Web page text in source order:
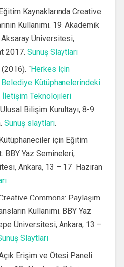
Kaynaklarında Creative
Kullanımı. 19. Akademik
Aksaray Üniversitesi,
2017. Sunuş Slaytları
“Herkes için
Belediye Kütüphanelerindeki
Teknolojileri
Bilişim Kurultayı, 8-9
Sunuş slaytları.
için Eğitim
BBY Yaz Semineleri,
Ankara, 13 – 17 Haziran
Commons: Paylaşım
Kullanımı. BBY Yaz
Üniversitesi, Ankara, 13 –
Slaytları
Erişim ve Ötesi Paneli: